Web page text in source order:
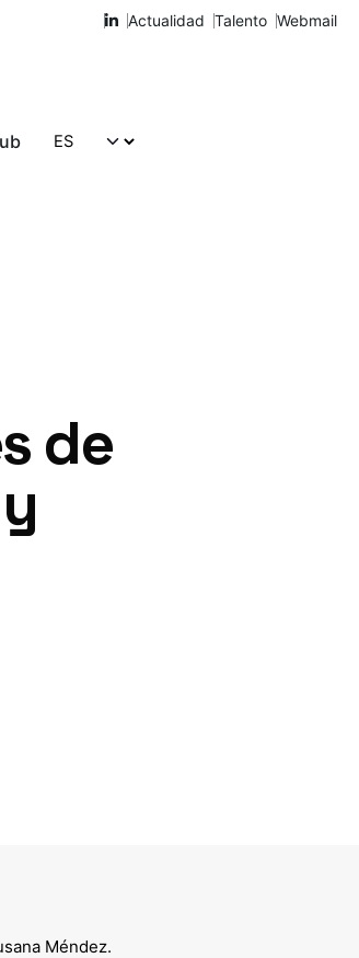
Actualidad Talento Webmail
de
Méndez.